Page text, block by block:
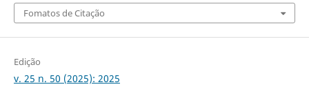
Fomatos de Citação
Edição
v. 25 n. 50 (2025): 2025